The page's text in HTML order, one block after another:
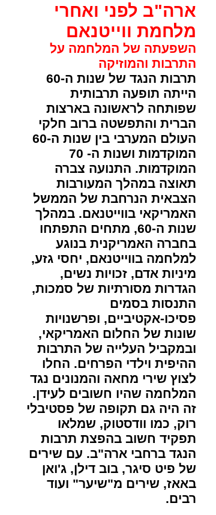
ארה"ב לפני ואחרי
מלחמת ווייטנאם
השפעתה של המלחמה על
התרבות והמוזיקה
תרבות הנגד של שנות ה-60
הייתה תופעה תרבותית
שפותחה לראשונה בארצות
הברית והתפשטה ברוב חלקי
העולם המערבי בין שנות ה-60
המוקדמות ושנות ה- 70
המוקדמות. התנועה צברה
תאוצה במהלך המעורבות
הצבאית הנרחבת של הממשל
האמריקאי בווייטנאם. במהלך
שנות ה-60, מתחים התפתחו
בחברה האמריקנית בנוגע
למלחמה בווייטנאם, יחסי גזע,
מיניות אדם, זכויות נשים,
הגדרות מסורתיות של סמכות,
התנסות בסמים
פסיכו-אקטיביים, ופרשנויות
שונות של החלום האמריקאי,
ובמקביל העלייה של התרבות
ההיפית וילדי הפרחים. החלו
לצוץ שירי מחאה והמנונים נגד
המלחמה שהיו חשובים לעידן.
זה היה גם תקופה של פסטיבלי
רוק, כמו וודסטוק, שמלאו
תפקיד חשוב בהפצת תרבות
הנגד ברחבי ארה"ב. עם שירים
של פיט סיגר, בוב דילן, ג'ואן
באאז, שירים מ"שיער" ועוד
רבים.